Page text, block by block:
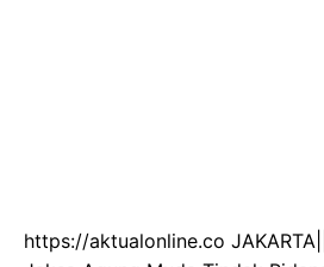
https://aktualonline.co JAKARTA|||